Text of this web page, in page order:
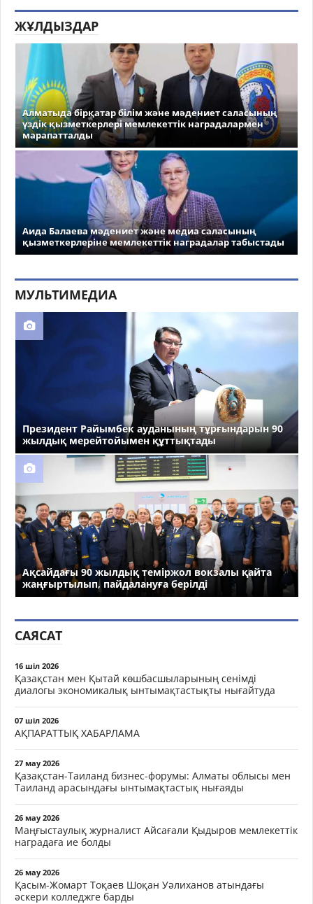
ЖҰЛДЫЗДАР
Алматыда бірқатар білім және мәдениет саласының
үздік қызметкерлері мемлекеттік наградалармен
марапатталды
Аида Балаева мәдениет және медиа саласының
қызметкерлеріне мемлекеттік наградалар табыстады
МУЛЬТИМЕДИА
Президент Райымбек ауданының тұрғындарын 90
жылдық мерейтойымен құттықтады
Ақсайдағы 90 жылдық теміржол вокзалы қайта
жаңғыртылып, пайдалануға берілді
САЯСАТ
16 шіл 2026
Қазақстан мен Қытай көшбасшыларының сенімді
диалогы экономикалық ынтымақтастықты нығайтуда
07 шіл 2026
АҚПАРАТТЫҚ ХАБАРЛАМА
27 мау 2026
Қазақстан-Таиланд бизнес-форумы: Алматы облысы мен
Таиланд арасындағы ынтымақтастық нығаяды
26 мау 2026
Маңғыстаулық журналист Айсағали Қыдыров мемлекеттік
наградаға ие болды
26 мау 2026
Қасым-Жомарт Тоқаев Шоқан Уәлиханов атындағы
әскери колледжге барды